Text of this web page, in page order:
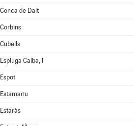
Conca de Dalt
Corbins
Cubells
Espluga Calba, l'
Espot
Estamariu
Estaràs